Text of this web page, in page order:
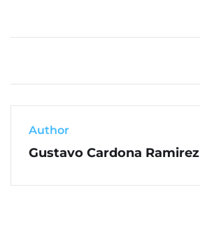
Author
Gustavo Cardona Ramirez